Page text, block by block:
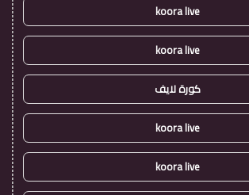
koora live
koora live
كورة لايف
koora live
koora live